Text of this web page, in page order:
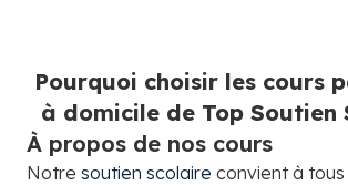
Pourquoi choisir les cours
à domicile de Top Soutien
À propos de nos cours
Notre soutien scolaire convient à tous